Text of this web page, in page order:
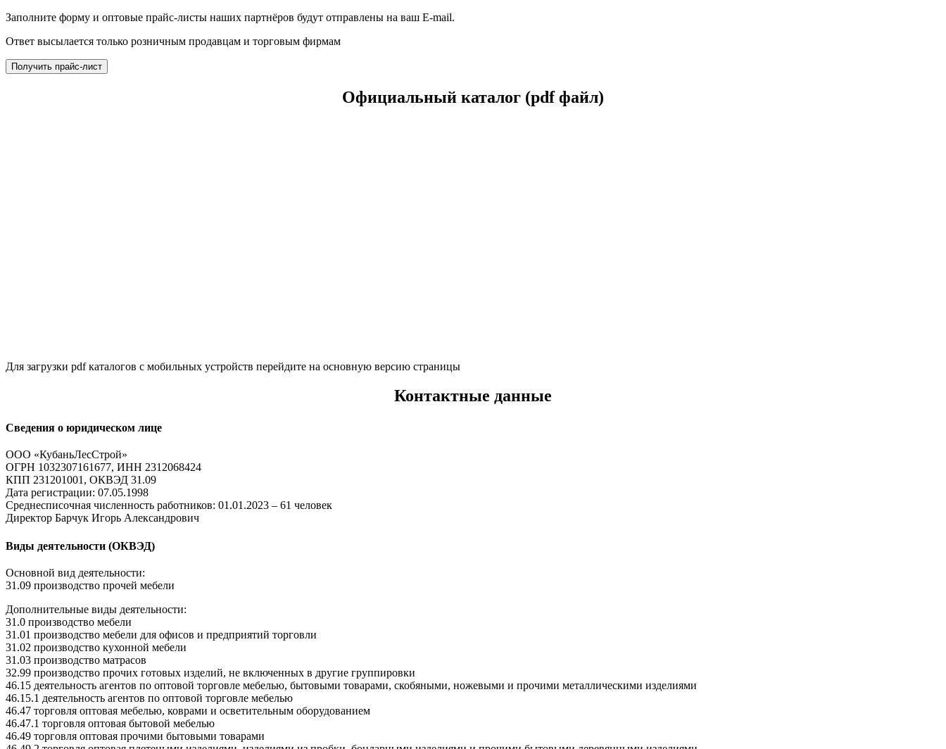
Заполните форму и оптовые прайс-листы наших партнёров будут отправлены на ваш E-mail.
Ответ высылается только розничным продавцам и торговым фирмам
Получить прайс-лист
Официальный каталог (pdf файл)
Для загрузки pdf каталогов с мобильных устройств перейдите на основную версию страницы
Контактные данные
Сведения о юридическом лице
ООО «КубаньЛесСтрой»
ОГРН 1032307161677, ИНН 2312068424
КПП 231201001, ОКВЭД 31.09
Дата регистрации: 07.05.1998
Среднесписочная численность работников: 01.01.2023 – 61 человек
Директор Барчук Игорь Александрович
Виды деятельности (ОКВЭД)
Основной вид деятельности:
31.09 производство прочей мебели
Дополнительные виды деятельности:
31.0 производство мебели
31.01 производство мебели для офисов и предприятий торговли
31.02 производство кухонной мебели
31.03 производство матрасов
32.99 производство прочих готовых изделий, не включенных в другие группировки
46.15 деятельность агентов по оптовой торговле мебелью, бытовыми товарами, скобяными, ножевыми и прочими металлическими изделиями
46.15.1 деятельность агентов по оптовой торговле мебелью
46.47 торговля оптовая мебелью, коврами и осветительным оборудованием
46.47.1 торговля оптовая бытовой мебелью
46.49 торговля оптовая прочими бытовыми товарами